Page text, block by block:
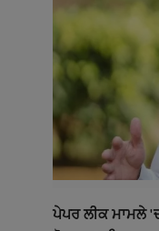
ਪੇਪਰ ਲੀਕ ਮਾਮਲੇ